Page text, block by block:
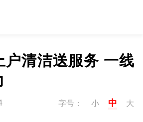
户清洁送服务 一线
字号： 小 中 大